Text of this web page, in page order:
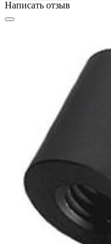
Написать отзыв